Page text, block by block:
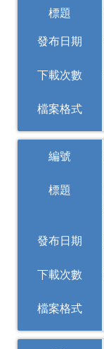
標題
發布日期
下載次數
檔案格式
編號
標題
發布日期
下載次數
檔案格式